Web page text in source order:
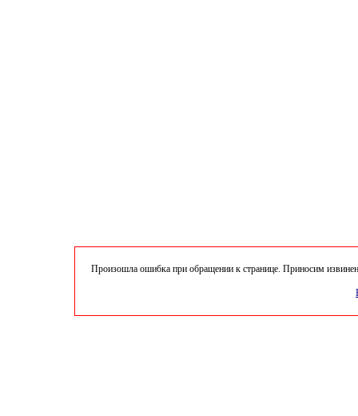
Произошла ошибка при обращении к странице. Приносим